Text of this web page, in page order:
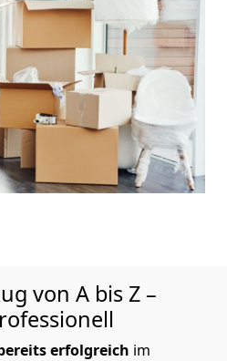
von A bis Z –
erfolgreich im